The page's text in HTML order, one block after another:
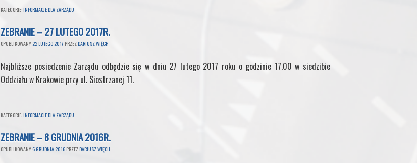
KATEGORIE:INFORMACJE DLA ZARZĄDU
ZEBRANIE – 27 LUTEGO 2017R.
OPUBLIKOWANY 22 LUTEGO 2017 PRZEZDARIUSZ WIĘCH
Najbliższe posiedzenie Zarządu odbędzie się w dniu 27 lutego 2017 roku o godzinie 17.00 w siedzibie
Oddziału w Krakowie przy ul. Siostrzanej 11.
KATEGORIE:INFORMACJE DLA ZARZĄDU
ZEBRANIE – 8 GRUDNIA 2016R.
OPUBLIKOWANY6 GRUDNIA 2016 PRZEZDARIUSZ WIĘCH